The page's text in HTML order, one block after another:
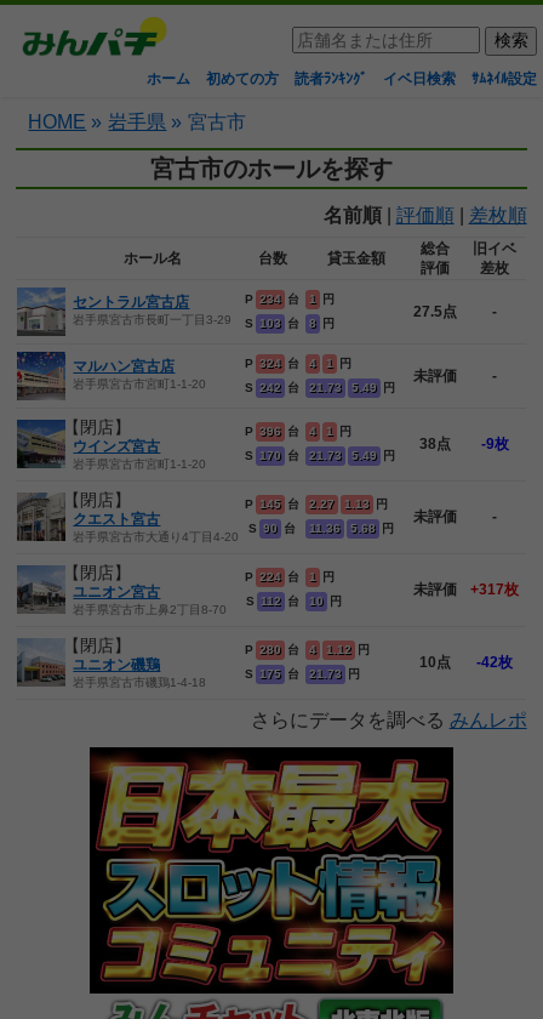
ホーム 初めての方 読者ﾗﾝｷﾝｸﾞ イベ日検索 ｻﾑﾈｲﾙ設定
HOME » 岩手県 » 宮古市
宮古市のホールを探す
名前順| 評価順| 差枚順
ホール名 台数 貸玉金額
総合
評価
旧イベ
差枚
セントラル宮古店
岩手県宮古市長町一丁目3-29
P 234 台
S
103 台
1
円
8
円
27.5点 -
マルハン宮古店
岩手県宮古市宮町1-1-20
P 324 台
S
242 台
4 1
円
21.73
5.49 円
未評価 -
【閉店】
ウインズ宮古
岩手県宮古市宮町1-1-20
P 396 台
S
170 台
4 1
円
21.73
5.49 円
38点 -9枚
【閉店】
クエスト宮古
岩手県宮古市大通り4丁目4-20
P 145 台
S 90 台
2.27 1.13
円
11.36
5.68 円
未評価 -
【閉店】
ユニオン宮古
岩手県宮古市上鼻2丁目8-70
P 224 台
S
112 台
1
円
10
円
未評価 +317枚
【閉店】
ユニオン磯鶏
岩手県宮古市磯鶏1-4-18
P 280 台
S
175 台
4 1.12
円
21.73
円
10点 -42枚
さらにデータを調べる みんレポ